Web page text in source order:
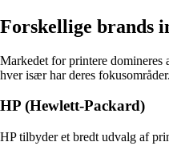
Forskellige brands
Markedet for printere domineres
hver især har deres fokusområder.
HP (Hewlett-Packard)
HP tilbyder et bredt udvalg af